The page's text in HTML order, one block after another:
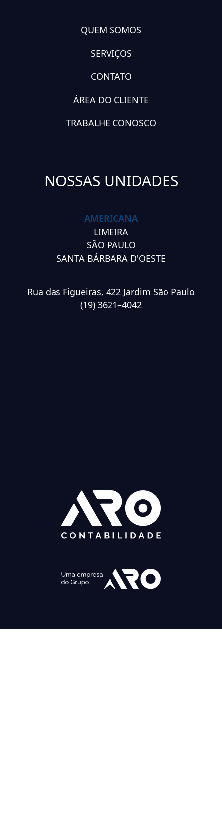
QUEM SOMOS
SERVIÇOS
CONTATO
ÁREA DO CLIENTE
TRABALHE CONOSCO
NOSSAS UNIDADES
AMERICANA
LIMEIRA
SÃO PAULO
SANTA BÁRBARA D'OESTE
Rua das Figueiras, 422 Jardim São Paulo
(19) 3621–4042